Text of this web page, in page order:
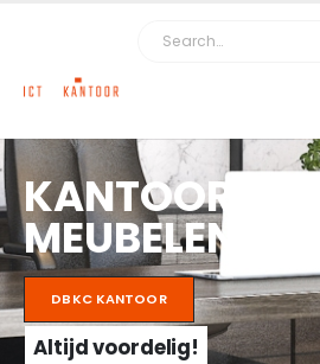
KANTOOR
MEUBELEN
DBKC KANTOOR
Altijd voordelig!